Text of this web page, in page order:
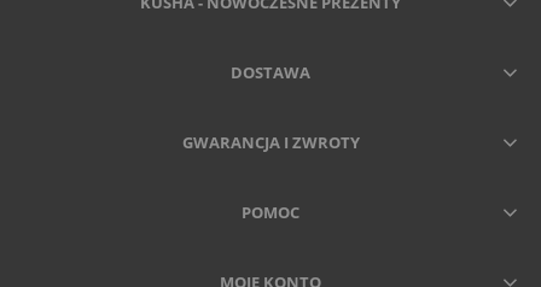
DOSTAWA
GWARANCJA I ZWROTY
POMOC
MOJE KONTO